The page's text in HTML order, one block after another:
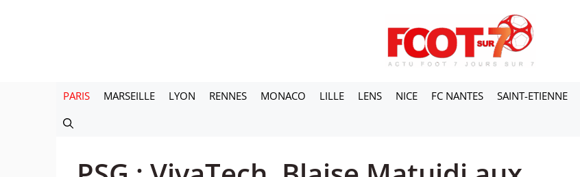
PARIS MARSEILLE LYON RENNES MONACO LILLE LENS NICE FC NANTES SAINT-ETIENNE